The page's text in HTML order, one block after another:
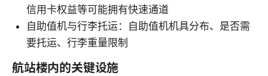
信用卡权益等可能拥有快速通道
自助值机与行李托运：自助值机机具分布、是否需
要托运、行李重量限制
航站楼内的关键设施